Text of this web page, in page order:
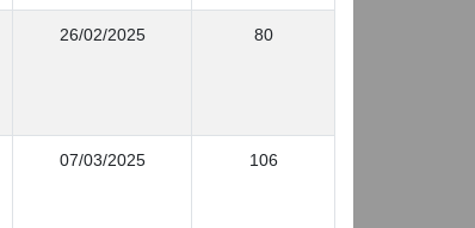
26/02/2025 80
07/03/2025 106